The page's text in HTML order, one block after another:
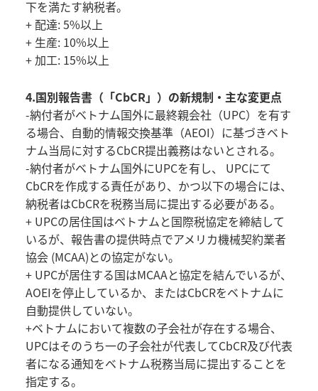
下を満たす納税者。
+ 配達: 5%以上
+ 生産: 10%以上
+ 加工: 15%以上
4.国別報告書（「CbCR」）の新規制・主な変更点
-納付者がベトナム国外に最終親会社（UPC）を有す
る場合、自動的情報交換基準（AEOI）に基づきベト
ナム当局に対するCbCR提出義務はないとされる。
-納付者がベトナム国外にUPCを有し、 UPCにて
CbCRを作成する責任があり、かつ以下の場合には、
納税者はCbCRを税務当局に提出する必要がある。
+ UPCの居住国はベトナムと国際税協定を締結して
いるが、報告書の提供時点でアメリカ機械契約業者
協会 (MCAA)との協定がない。
+ UPCが居住する国はMCAAと協定を結んでいるが、
AOEIを停止しているか、またはCbCRをベトナムに
自動提供していない。
+ベトナムにおいて複数の子会社が存在する場合、
UPCはそのうち一の子会社が代表してCbCR及び代表
者になる通知をベトナム税務当局に提出することを
指定する。